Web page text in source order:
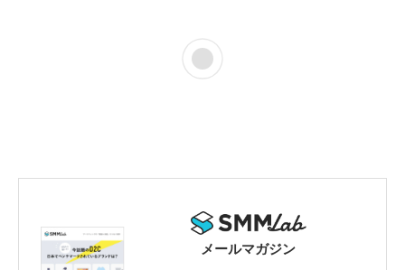
メールマガジン